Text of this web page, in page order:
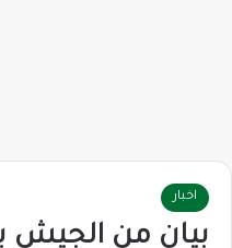
اخبار
بيان من الجيش